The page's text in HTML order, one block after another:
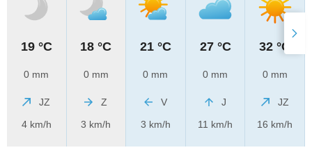
19 °C
0 mm
JZ
4 km/h
18 °C
0 mm
Z
3 km/h
21 °C
0 mm
V
3 km/h
27 °C
0 mm
J
11 km/h
32 °C
0 mm
JZ
16 km/h